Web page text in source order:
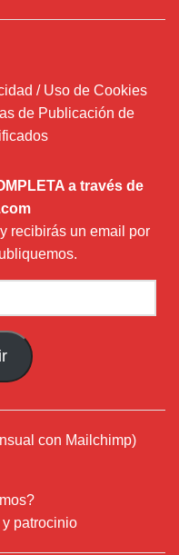
/ Uso de Cookies
de Publicación de
a través de
recibirás un email por
con Mailchimp)
patrocinio